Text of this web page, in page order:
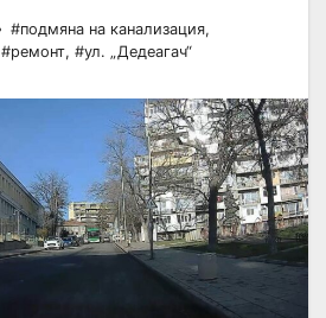
#подмяна на канализация,
#ремонт, #ул. „Дедеагач“